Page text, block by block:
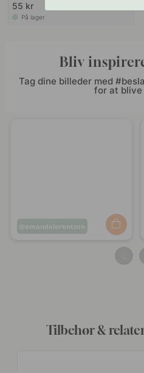
55 kr
På lager
Bliv
Tag dine billeder med
for at blive
Opslag
amandalorentzon
Tilbehør &